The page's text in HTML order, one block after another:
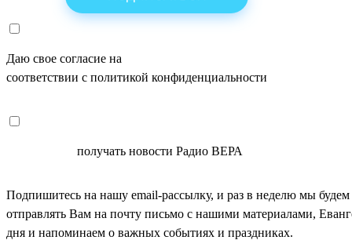
Даю свое согласие на
соответствии с политикой конфиденциальности
получать новости Радио ВЕРА
Подпишитесь на нашу email-рассылку, и раз в неделю мы будем
отправлять Вам на почту письмо с нашими материалами,
дня и напоминаем о важных событиях и праздниках.